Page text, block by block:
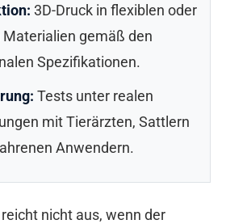
3D-Druck in flexiblen oder
Materialien gemäß den
Spezifikationen.
Tests unter realen
mit Tierärzten, Sattlern
Anwendern.
reicht nicht aus, wenn der